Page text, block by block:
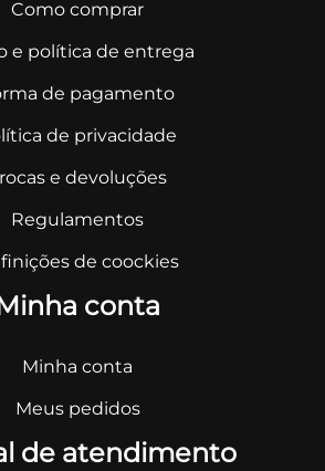
Como comprar
e política de entrega
de pagamento
de privacidade
e devoluções
Regulamentos
de coockies
conta
Minha conta
Meus pedidos
de atendimento